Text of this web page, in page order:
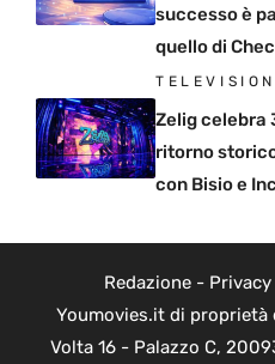
successo è
quello di
Zelig celebra
ritorno
con Bisio e
Redazione-
Youmovies.it di proprietà
Volta 16 - Palazzo C,